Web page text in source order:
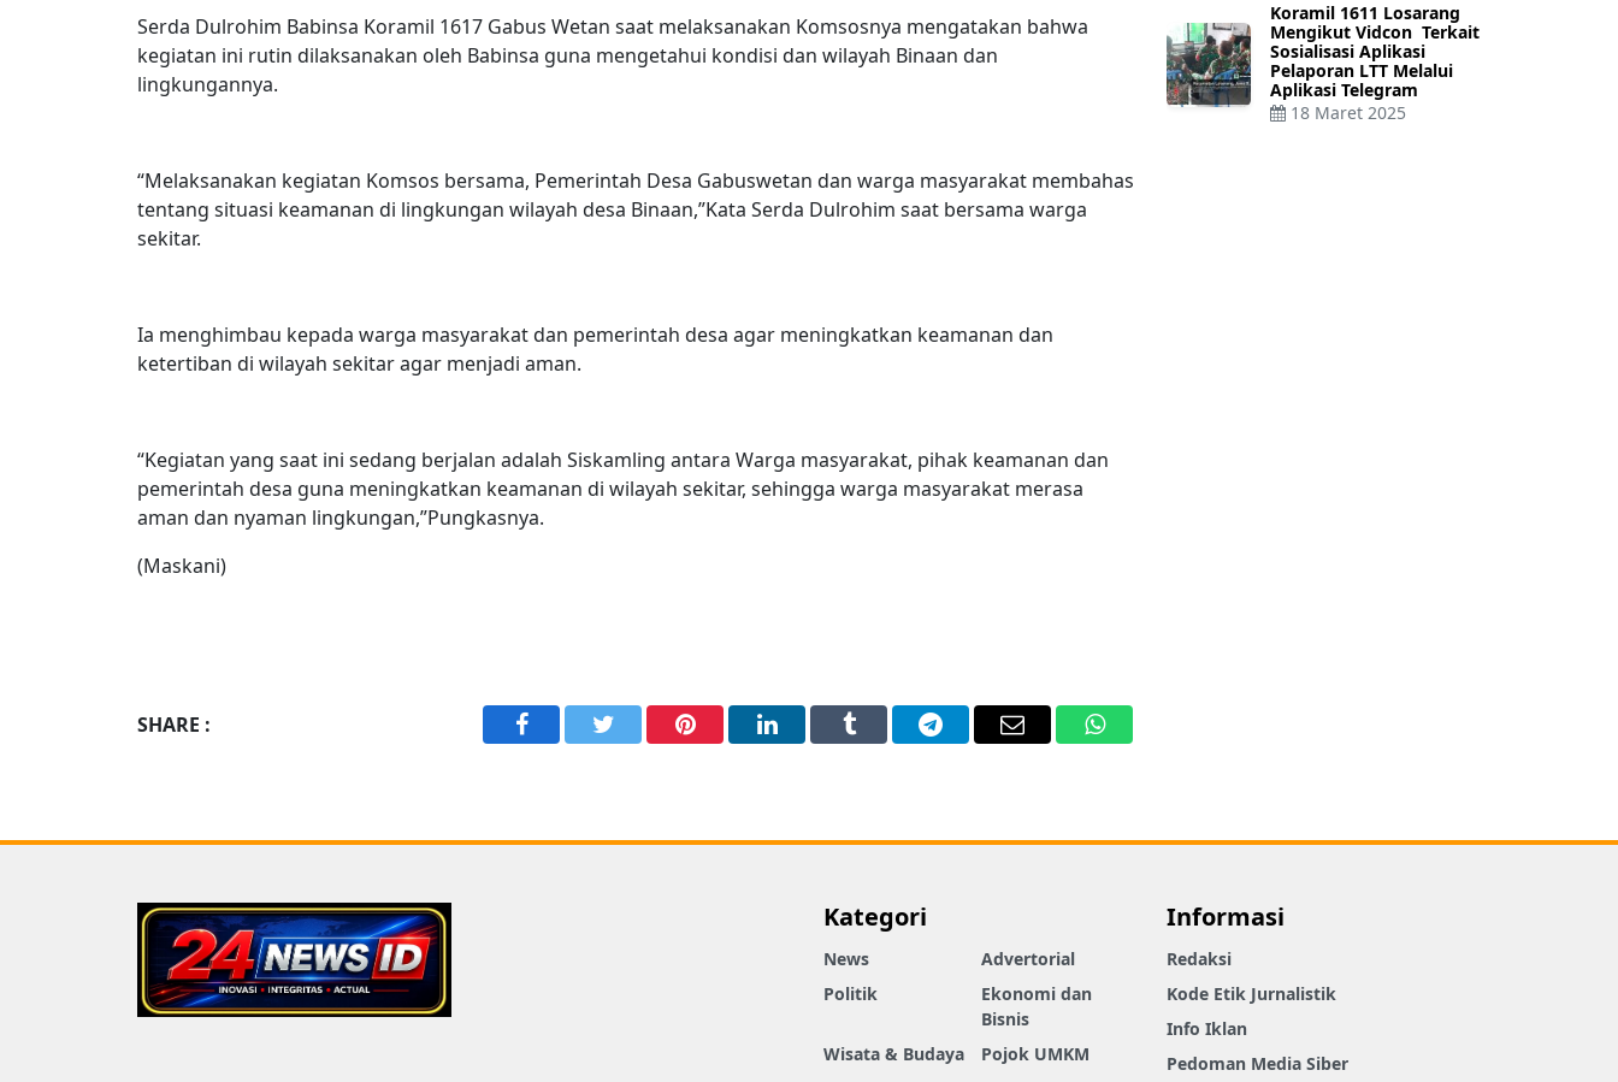
Serda Dulrohim Babinsa Koramil 1617 Gabus Wetan saat melaksanakan Komsosnya mengatakan bahwa
kegiatan ini rutin dilaksanakan oleh Babinsa guna mengetahui kondisi dan wilayah Binaan dan
lingkungannya.
“Melaksanakan kegiatan Komsos bersama, Pemerintah Desa Gabuswetan dan warga masyarakat membahas
tentang situasi keamanan di lingkungan wilayah desa Binaan,”Kata Serda Dulrohim saat bersama warga
sekitar.
Ia menghimbau kepada warga masyarakat dan pemerintah desa agar meningkatkan keamanan dan
ketertiban di wilayah sekitar agar menjadi aman.
“Kegiatan yang saat ini sedang berjalan adalah Siskamling antara Warga masyarakat, pihak keamanan dan
pemerintah desa guna meningkatkan keamanan di wilayah sekitar, sehingga warga masyarakat merasa
aman dan nyaman lingkungan,”Pungkasnya.
(Maskani)
SHARE :
FacebookTwitterPinterestLinkedInTumblrTelegramEmail WhatsApp
Koramil 1611 Losarang
Mengikut Vidcon Terkait
Sosialisasi Aplikasi
Pelaporan LTT Melalui
Aplikasi Telegram
18 Maret 2025
Kategori
News
Advertorial
Politik
Ekonomi dan
Bisnis
Wisata & Budaya
Pojok UMKM
Informasi
Redaksi
Kode Etik Jurnalistik
Info Iklan
Pedoman Media Siber